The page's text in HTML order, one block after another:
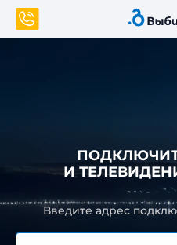
И
Введите адрес